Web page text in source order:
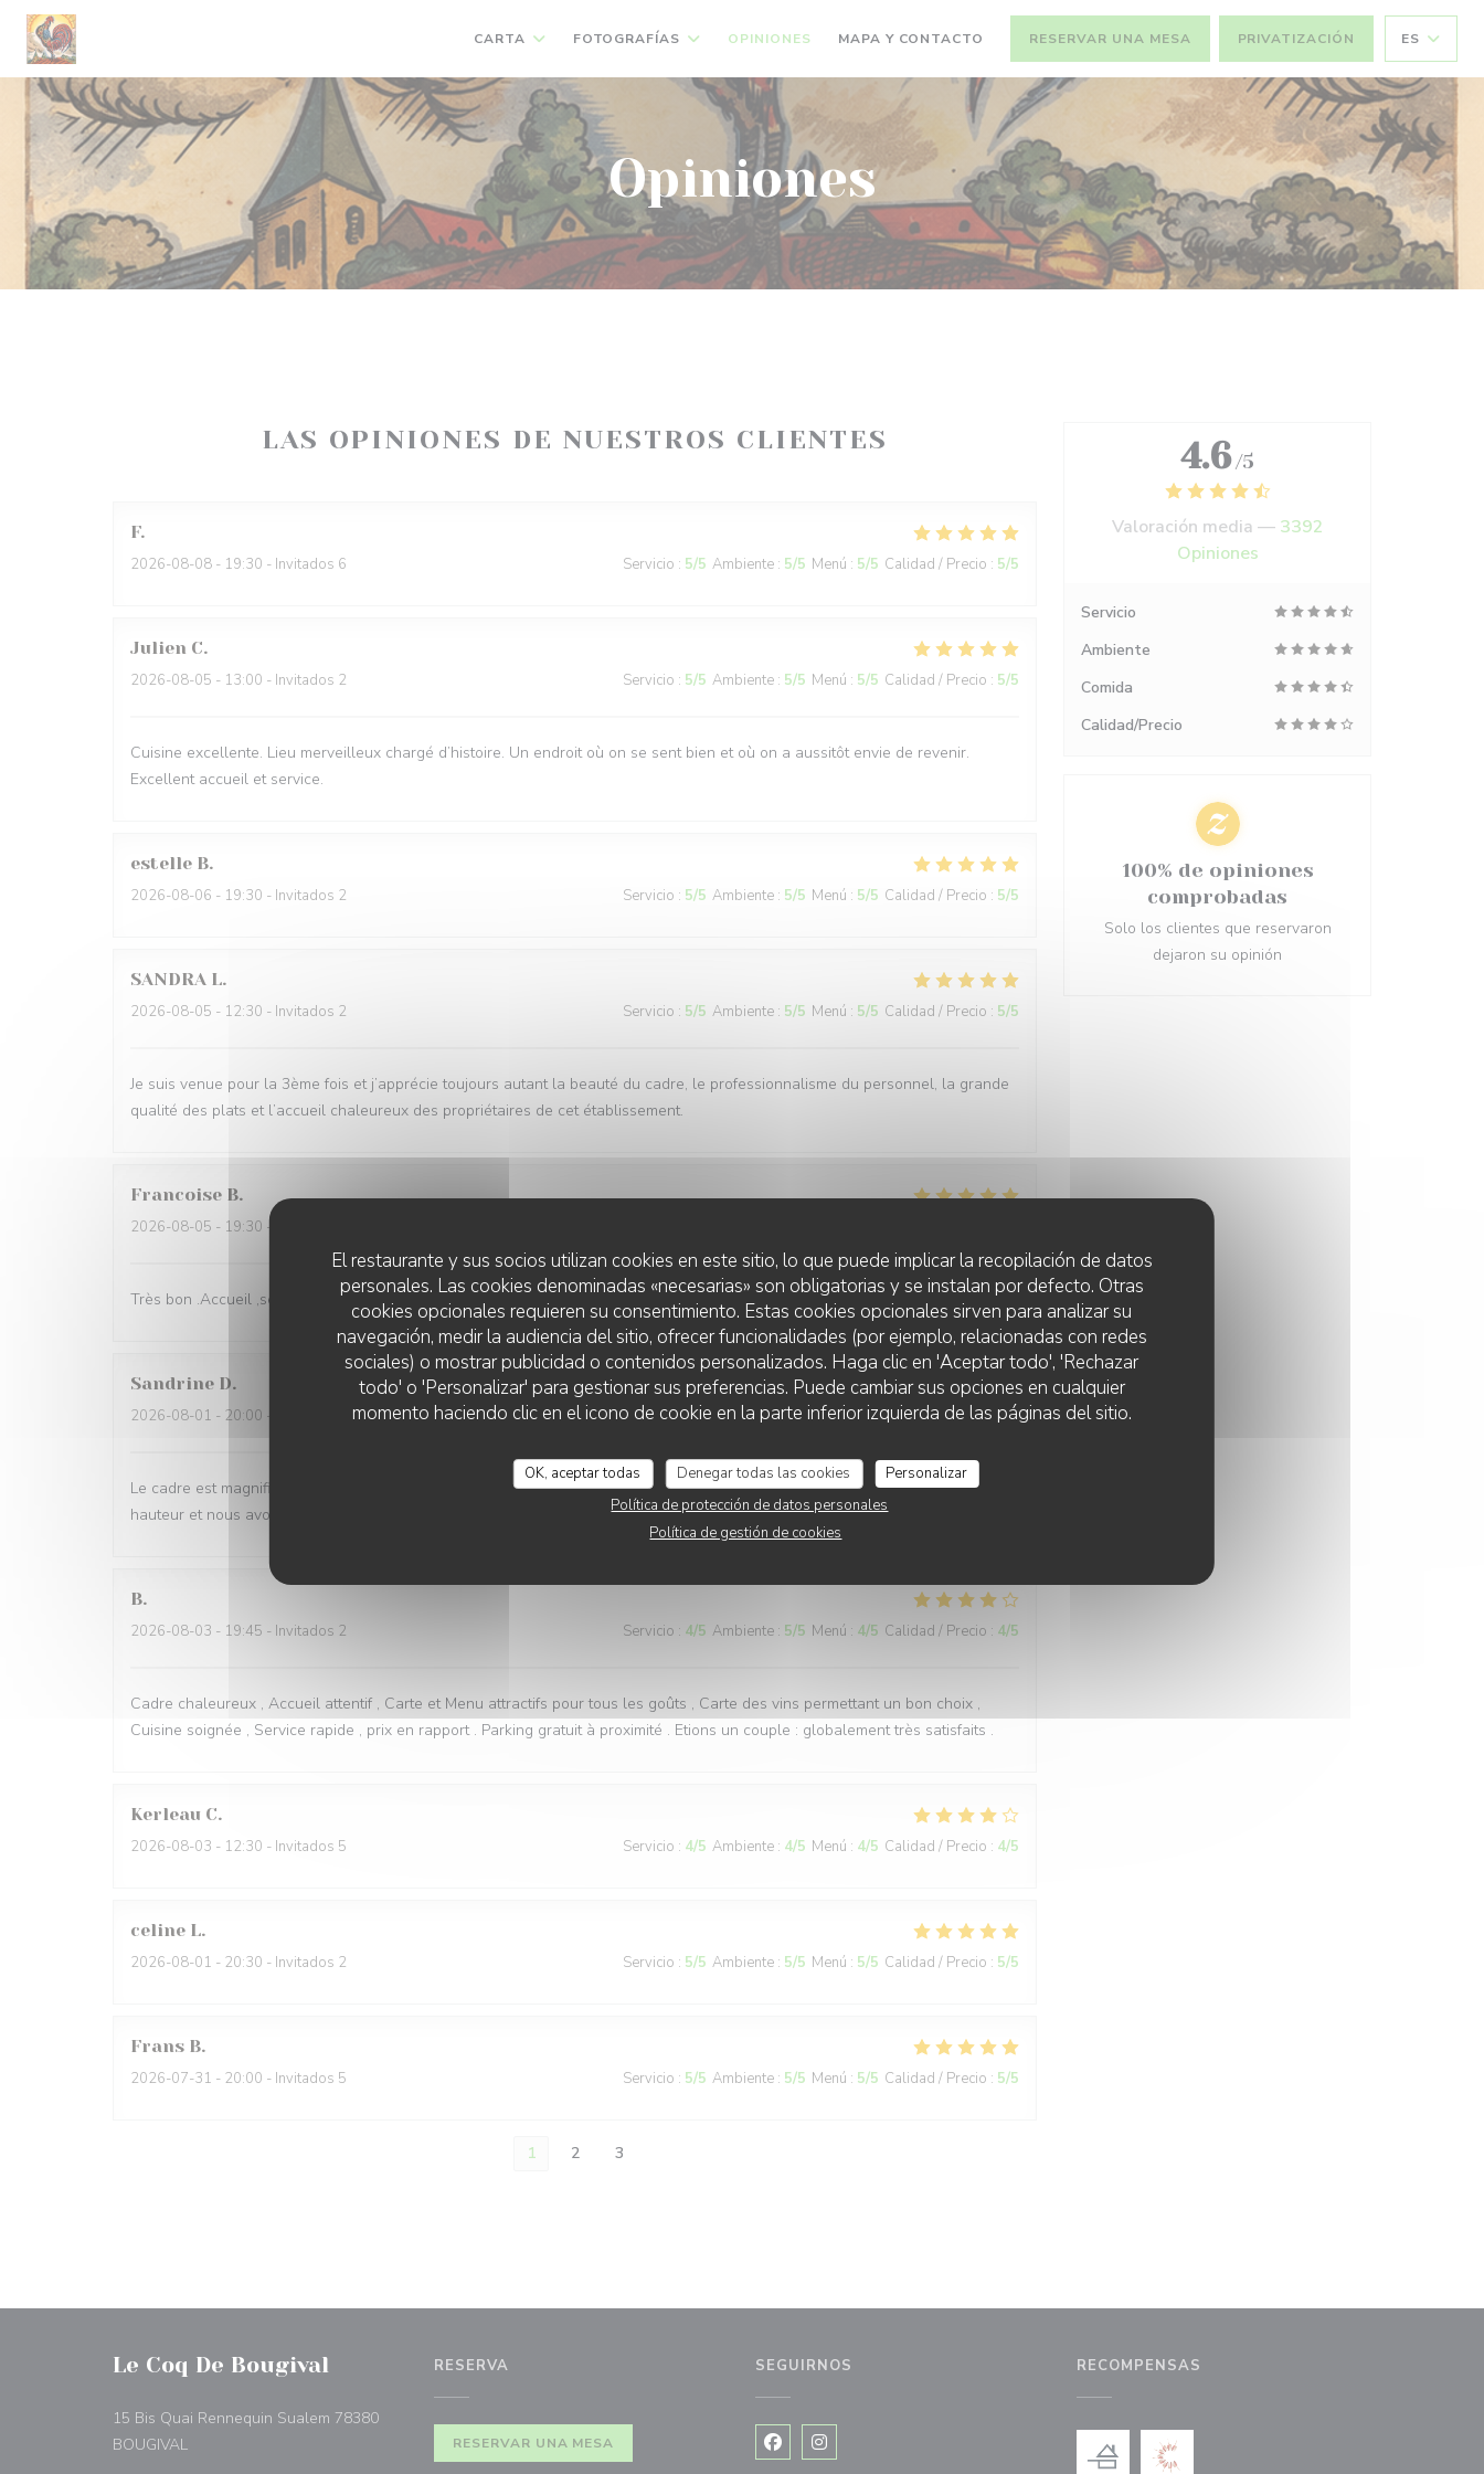
Personalización de sus opciones de cookies
El restaurante y sus socios utilizan cookies en este sitio, lo que puede implicar la recopilación de datos
personales. Las cookies denominadas «necesarias» son obligatorias y se instalan por defecto. Otras
cookies opcionales requieren su consentimiento. Estas cookies opcionales sirven para analizar su
navegación, medir la audiencia del sitio, ofrecer funcionalidades (por ejemplo, relacionadas con redes
sociales) o mostrar publicidad o contenidos personalizados. Haga clic en 'Aceptar todo', 'Rechazar
todo' o 'Personalizar' para gestionar sus preferencias. Puede cambiar sus opciones en cualquier
momento haciendo clic en el icono de cookie en la parte inferior izquierda de las páginas del sitio.
OK, aceptar todas Denegar todas las cookies
Personalizar
Política de protección de datos personales
Política de gestión de cookies
CARTA FOTOGRAFÍAS OPINIONES MAPA Y CONTACTO RESERVAR UNA MESA PRIVATIZACIÓN ES
Opiniones
LAS OPINIONES DE NUESTROS CLIENTES
F
2026-08-08 - 19:30 - Invitados 6 Servicio : 5/5 Ambiente : 5/5 Menú : 5/5 Calidad / Precio : 5/5
Julien C
2026-08-05 - 13:00 - Invitados 2 Servicio : 5/5 Ambiente : 5/5 Menú : 5/5 Calidad / Precio : 5/5
Cuisine excellente. Lieu merveilleux chargé d’histoire. Un endroit où on se sent bien et où on a aussitôt envie de revenir.
Excellent accueil et service.
estelle B
2026-08-06 - 19:30 - Invitados 2 Servicio : 5/5 Ambiente : 5/5 Menú : 5/5 Calidad / Precio : 5/5
SANDRA L
2026-08-05 - 12:30 - Invitados 2 Servicio : 5/5 Ambiente : 5/5 Menú : 5/5 Calidad / Precio : 5/5
Je suis venue pour la 3ème fois et j’apprécie toujours autant la beauté du cadre, le professionnalisme du personnel, la grande
qualité des plats et l’accueil chaleureux des propriétaires de cet établissement.
Francoise B
2026-08-05 - 19:30 - Invitados 2
Très bon .Accueil ,service de qualité.
Sandrine D
2026-08-01 - 20:00 - Invitados 5 Servicio:4/5 Ambiente: 5/5 Menú: 2 /5 Calidad / Precio: 2/5
Le cadre est magnifique, dehors comme à l'intérieur et le service est attentionné. Toutefois, la cuisine n'est pas (plus) à la
hauteur et nous avons eu des changement de plats de la formule sans nous prévenir avant de nous apporter les assiettes.
B
2026-08-03 - 19:45 - Invitados 2 Servicio : 4/5 Ambiente : 5/5 Menú : 4/5 Calidad / Precio : 4/5
Cadre chaleureux , Accueil attentif , Carte et Menu attractifs pour tous les goûts , Carte des vins permettant un bon choix ,
Cuisine soignée , Service rapide , prix en rapport . Parking gratuit à proximité . Etions un couple : globalement très satisfaits .
Kerleau C
2026-08-03 - 12:30 - Invitados 5 Servicio : 4/5 Ambiente : 4/5 Menú : 4/5 Calidad / Precio : 4/5
celine L
2026-08-01 - 20:30 - Invitados 2 Servicio : 5/5 Ambiente : 5/5 Menú : 5/5 Calidad / Precio : 5/5
Frans B
2026-07-31 - 20:00 - Invitados 5 Servicio : 5/5 Ambiente : 5/5 Menú : 5/5 Calidad / Precio : 5/5
1 2 3
4.6 /5
Valoración media — 3392
Opiniones
Servicio
Ambiente
Comida
Calidad/Precio
100% de opiniones
comprobadas
Solo los clientes que reservaron
dejaron su opinión
Le Coq De Bougival
15 Bis Quai Rennequin Sualem 78380
BOUGIVAL((abre en una nueva ventana))
RESERVA
RESERVAR UNA MESA
SEGUIRNOS
Facebook ((abre en una nueva ventana))
Instagram ((abre en una nueva ventana))
RECOMPENSAS